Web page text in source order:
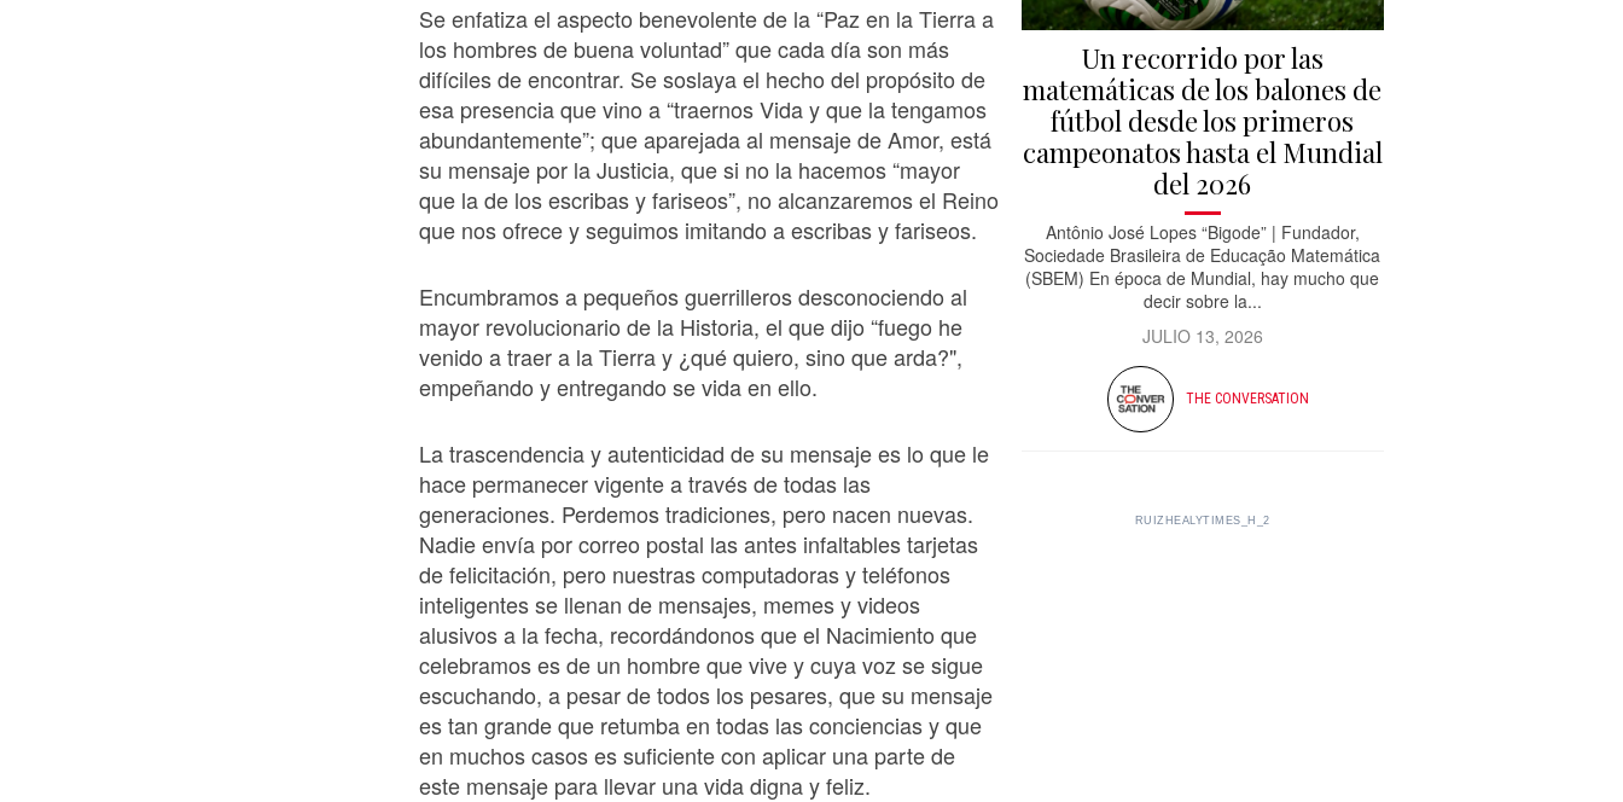
Se enfatiza el aspecto benevolente de la “Paz en la Tierra a
los hombres de buena voluntad” que cada día son más
difíciles de encontrar. Se soslaya el hecho del propósito de
esa presencia que vino a “traernos Vida y que la tengamos
abundantemente”; que aparejada al mensaje de Amor, está
su mensaje por la Justicia, que si no la hacemos “mayor
que la de los escribas y fariseos”, no alcanzaremos el Reino
que nos ofrece y seguimos imitando a escribas y fariseos.
Encumbramos a pequeños guerrilleros desconociendo al
mayor revolucionario de la Historia, el que dijo “fuego he
venido a traer a la Tierra y ¿qué quiero, sino que arda?",
empeñando y entregando se vida en ello.
La trascendencia y autenticidad de su mensaje es lo que le
hace permanecer vigente a través de todas las
generaciones. Perdemos tradiciones, pero nacen nuevas.
Nadie envía por correo postal las antes infaltables tarjetas
de felicitación, pero nuestras computadoras y teléfonos
inteligentes se llenan de mensajes, memes y videos
alusivos a la fecha, recordándonos que el Nacimiento que
celebramos es de un hombre que vive y cuya voz se sigue
escuchando, a pesar de todos los pesares, que su mensaje
es tan grande que retumba en todas las conciencias y que
en muchos casos es suficiente con aplicar una parte de
este mensaje para llevar una vida digna y feliz.
Un recorrido por las
matemáticas de los balones de
fútbol desde los primeros
campeonatos hasta el Mundial
del 2026
Antônio José Lopes “Bigode” | Fundador,
Sociedade Brasileira de Educação Matemática
(SBEM) En época de Mundial, hay mucho que
decir sobre la...
JULIO 13, 2026
THE CONVERSATION
RUIZHEALYTIMES_H_2